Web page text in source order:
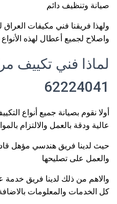
صيانة وتنظيف دائم
ولهذا فريقنا فني مكيفات العراق
واصلاح لجميع أعطال لهذه
لماذا فني تكييف
62224041
أولا نقوم بصيانة جميع أنواع
عالية ودقة بالعمل والالتزام
حيث لدينا فريق هندسي مؤهل
والعمل على تصليحها
والاهم من ذلك لدينا فريق خدمة
كل الخدمات والمعلومات